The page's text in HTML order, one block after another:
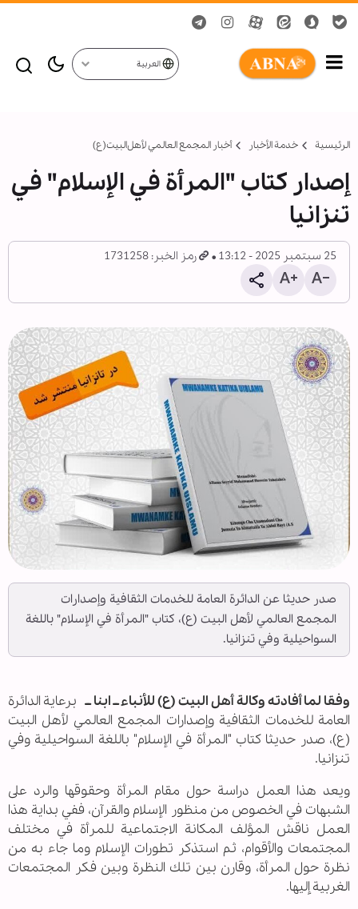
العربية
الرئيسية خدمة الأخبار أخبار المجمع العالمي لأهل‌البيت(ع)
إصدار كتاب "المرأة في الإسلام" في
تنزانيا
25 سبتمبر 2025 - 13:12 رمز الخبر: 1731258
صدر حديثا عن الدائرة العامة للخدمات الثقافية وإصدارات
المجمع العالمي لأهل البيت (ع)، كتاب "المرأة في الإسلام" باللغة
السواحيلية وفي تنزانيا.
وفقا لما أفادته وكالة أهل البيت (ع) للأنباء ــ ابنا ــ برعاية الدائرة
العامة للخدمات الثقافية وإصدارات المجمع العالمي لأهل البيت
(ع)، صدر حديثا كتاب "المرأة في الإسلام" باللغة السواحيلية وفي
تنزانيا.
ويعد هذا العمل دراسة حول مقام المرأة وحقوقها والرد على
الشبهات في الخصوص من منظور الإسلام والقرآن، ففي بداية هذا
العمل ناقش المؤلف المكانة الاجتماعية للمرأة في مختلف
المجتمعات والأقوام، ثم استذكر تطورات الإسلام وما جاء به من
نظرة حول المرأة، وقارن بين تلك النظرة وبين فكر المجتمعات
الغربية إليها.